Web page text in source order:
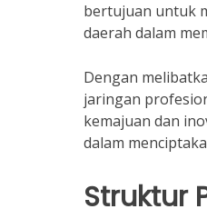
bertujuan untuk
daerah dalam
Dengan
jaringan
kemajuan dan
dalam
Struktur